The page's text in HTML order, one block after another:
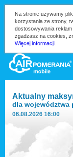
Na stronie używamy
korzystania ze strony,
dostosowywania
zgadzasz na cookies,
Więcej informacji.
Aktualny
dla województwa
06.08.2026 16:00